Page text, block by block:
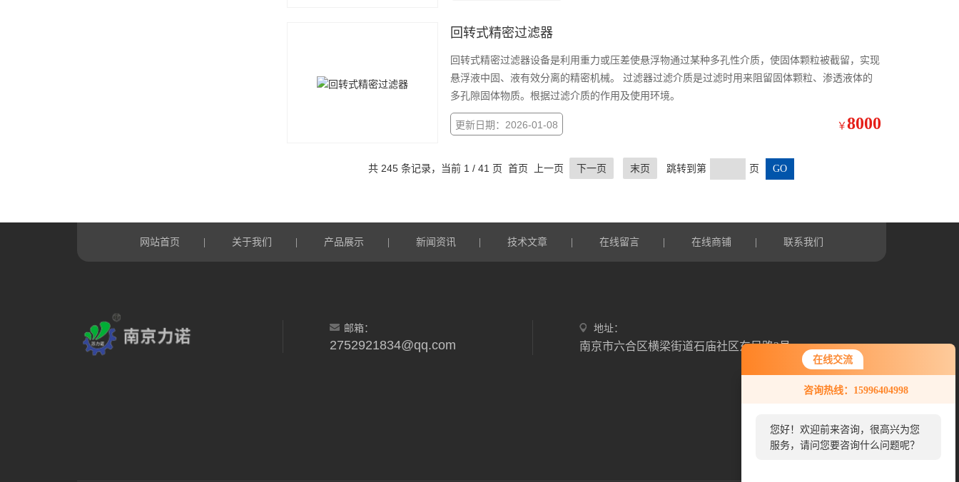
在线交流
咨询热线：15996404998
您好！欢迎前来咨询，很高兴为您
服务，请问您要咨询什么问题呢？
回转式精密过滤器
回转式精密过滤器设备是利用重力或压差使悬浮物通过某种多孔性介质，使固体颗粒被截留，实现
悬浮液中固、液有效分离的精密机械。 过滤器过滤介质是过滤时用来阻留固体颗粒、渗透液体的
多孔隙固体物质。根据过滤介质的作用及使用环境。
更新日期：2026-01-08 ￥ 8000
共 245 条记录，当前 1 / 41 页 首页 上一页 下一页 末页 跳转到第 页
网站首页 | 关于我们 | 产品展示 | 新闻资讯 | 技术文章 | 在线留言 | 在线商铺 | 联系我们
邮箱：
2752921834@qq.com
地址：
南京市六合区横梁街道石庙社区东吴路3号